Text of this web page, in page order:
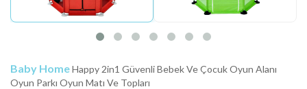
Baby HomeHappy 2in1 Güvenli Bebek Ve Çocuk Oyun Alanı
Oyun Parkı Oyun Matı Ve Topları